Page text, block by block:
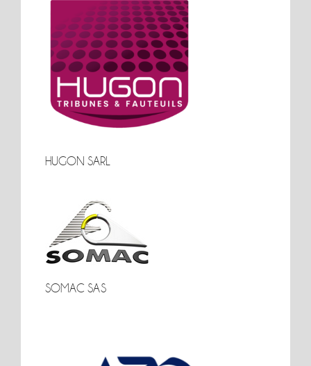
MP-USICAP
HUGON SARL
HUGON SARL
SOMAC SAS